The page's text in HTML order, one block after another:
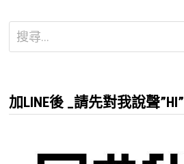
搜
尋
字:
加LINE後 _請先對我說聲”HI”